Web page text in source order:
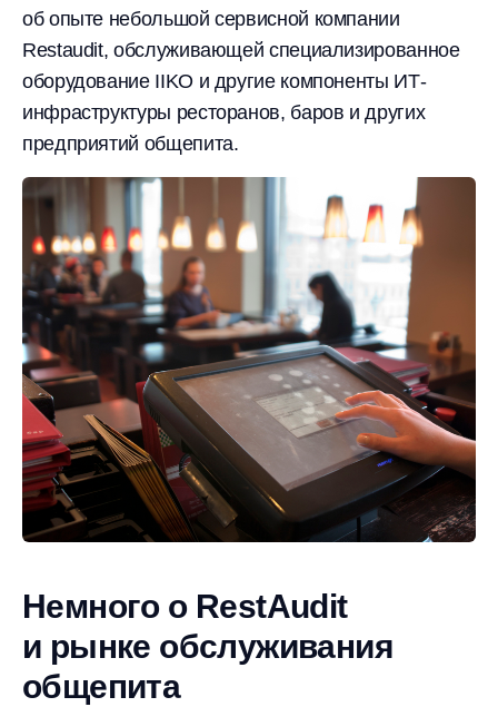
об опыте небольшой сервисной компании
Restaudit, обслуживающей специализированное
оборудование IIKO и другие компоненты ИТ-
инфраструктуры ресторанов, баров и других
предприятий общепита.
Немного о RestAudit
и рынке обслуживания
общепита